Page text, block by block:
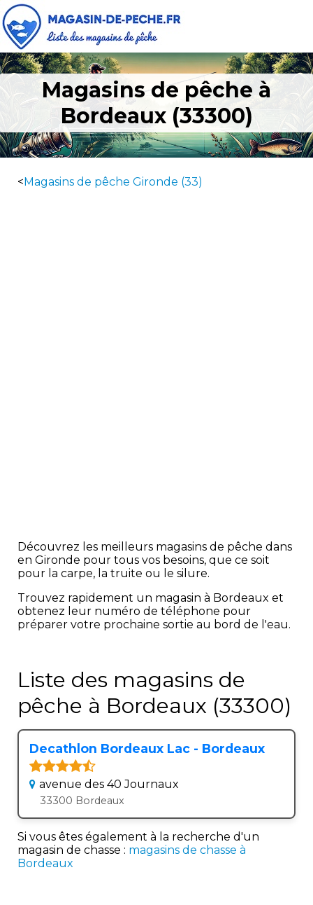
Magasins de pêche à
Bordeaux (33300)
<Magasins de pêche Gironde (33)
Découvrez les meilleurs magasins de pêche dans
en Gironde pour tous vos besoins, que ce soit
pour la carpe, la truite ou le silure.
Trouvez rapidement un magasin à Bordeaux et
obtenez leur numéro de téléphone pour
préparer votre prochaine sortie au bord de l'eau.
Liste des magasins de
pêche à Bordeaux (33300)
Decathlon Bordeaux Lac - Bordeaux
avenue des 40 Journaux
33300 Bordeaux
Si vous êtes également à la recherche d'un
magasin de chasse : magasins de chasse à
Bordeaux